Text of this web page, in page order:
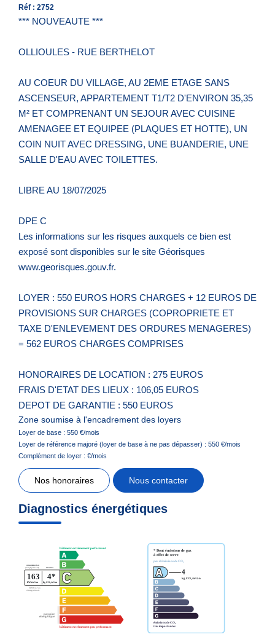
Réf : 2752
*** NOUVEAUTE ***
OLLIOULES - RUE BERTHELOT
AU COEUR DU VILLAGE, AU 2EME ETAGE SANS
ASCENSEUR, APPARTEMENT T1/T2 D'ENVIRON 35,35
M² ET COMPRENANT UN SEJOUR AVEC CUISINE
AMENAGEE ET EQUIPEE (PLAQUES ET HOTTE), UN
COIN NUIT AVEC DRESSING, UNE BUANDERIE, UNE
SALLE D'EAU AVEC TOILETTES.
LIBRE AU 18/07/2025
DPE C
Les informations sur les risques auxquels ce bien est
exposé sont disponibles sur le site Géorisques
www.georisques.gouv.fr.
LOYER : 550 EUROS HORS CHARGES + 12 EUROS DE
PROVISIONS SUR CHARGES (COPROPRIETE ET
TAXE D'ENLEVEMENT DES ORDURES MENAGERES)
= 562 EUROS CHARGES COMPRISES
HONORAIRES DE LOCATION : 275 EUROS
FRAIS D'ETAT DES LIEUX : 106,05 EUROS
DEPOT DE GARANTIE : 550 EUROS
Zone soumise à l'encadrement des loyers
Loyer de base : 550 €/mois
Loyer de référence majoré (loyer de base à ne pas dépasser) : 550 €/mois
Complément de loyer : €/mois
Nos honoraires Nous contacter
Diagnostics énergétiques